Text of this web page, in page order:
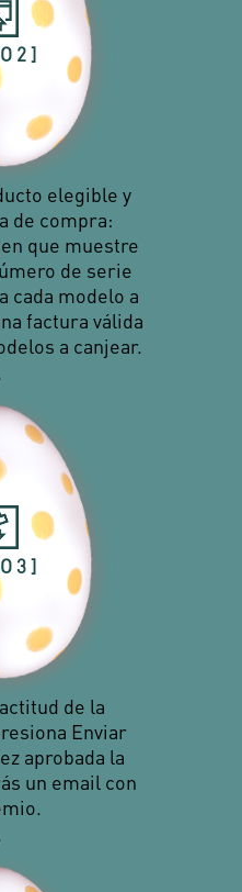
2 ]
elegible y
de compra:
que muestre
de serie
cada modelo a
factura válida
a canjear.
3 ]
de la
Enviar
aprobada la
un email con